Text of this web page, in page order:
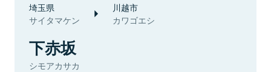
埼玉県
サイタマケン
川越市
カワゴエシ
下赤坂
シモアカサカ